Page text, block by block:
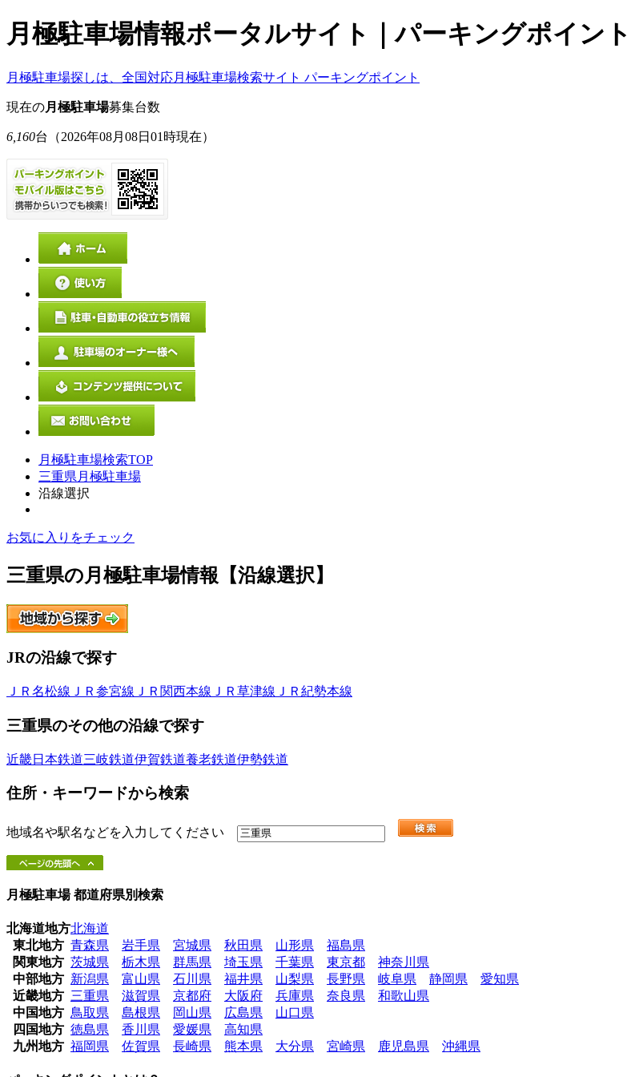
月極駐車場情報ポータルサイト｜パーキングポイント
月極駐車場探しは、全国対応月極駐車場検索サイト パーキングポイント
現在の月極駐車場募集台数
6,160台 （2026年08月08日01時現在）
月極駐車場検索TOP
三重県月極駐車場
沿線選択
お気に入りをチェック
三重県の月極駐車場情報【沿線選択】
JRの沿線で探す
ＪＲ名松線 ＪＲ参宮線 ＪＲ関西本線 ＪＲ草津線 ＪＲ紀勢本線
三重県のその他の沿線で探す
近畿日本鉄道三岐鉄道伊賀鉄道養老鉄道伊勢鉄道
住所・キーワードから検索
地域名や駅名などを入力してください
月極駐車場 都道府県別検索
北海道地方北海道
東北地方 青森県 岩手県 宮城県 秋田県 山形県
福島県
関東地方 茨城県 栃木県 群馬県 埼玉県 千葉県 東京都
神奈川県
中部地方 新潟県 富山県 石川県 福井県 山梨県 長野県 岐阜県 静岡県
愛知県
近畿地方 三重県 滋賀県 京都府 大阪府 兵庫県 奈良県
和歌山県
中国地方 鳥取県 島根県 岡山県 広島県
山口県
四国地方 徳島県 香川県 愛媛県
高知県
九州地方 福岡県 佐賀県 長崎県 熊本県 大分県 宮崎県 鹿児島県 沖縄県